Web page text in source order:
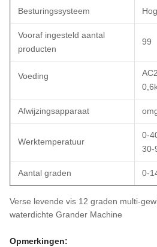
Besturingssysteem
Vooraf ingesteld aantal
producten
99
Voeding
Afwijzingsapparaat
Werktemperatuur
0-
30-
Aantal graden 0-
Verse levende vis 12 graden multi-
waterdichte Grander Machine
Opmerkingen: